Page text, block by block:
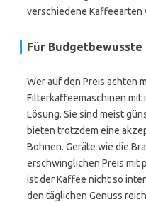
verschiedene Kaffeearten
Für Budgetbewusste
Wer auf den Preis achten
Filterkaffeemaschinen
Lösung. Sie sind meist
bieten trotzdem eine
Bohnen. Geräte wie die
erschwinglichen Preis mit
ist der Kaffee nicht so
den täglichen Genuss